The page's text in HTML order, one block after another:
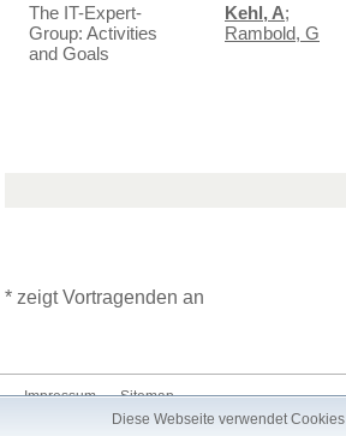
Diese Webseite verwendet Cookies
The IT-Expert-
Group: Activities
and Goals
Kehl, A;
Rambold, G
* zeigt Vortragenden an
Impressum Sitemap